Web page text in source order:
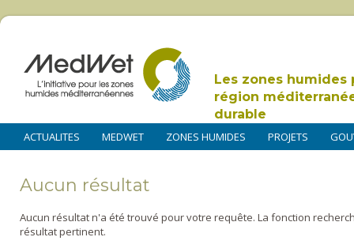
Les zones humides
région
durable
ACTUALITES MEDWET ZONES HUMIDES PROJETS
Aucun résultat
Aucun résultat n'a été trouvé pour votre requête. La fonction
résultat pertinent.